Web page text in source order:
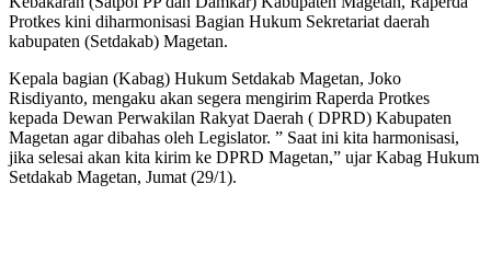
Protkes kini diharmonisasi Bagian Hukum Sekretariat daerah
kabupaten (Setdakab) Magetan.
Kepala bagian (Kabag) Hukum Setdakab Magetan, Joko
Risdiyanto, mengaku akan segera mengirim Raperda Protkes
kepada Dewan Perwakilan Rakyat Daerah ( DPRD) Kabupaten
Magetan agar dibahas oleh Legislator. ” Saat ini kita harmonisasi,
jika selesai akan kita kirim ke DPRD Magetan,” ujar Kabag Hukum
Setdakab Magetan, Jumat (29/1).